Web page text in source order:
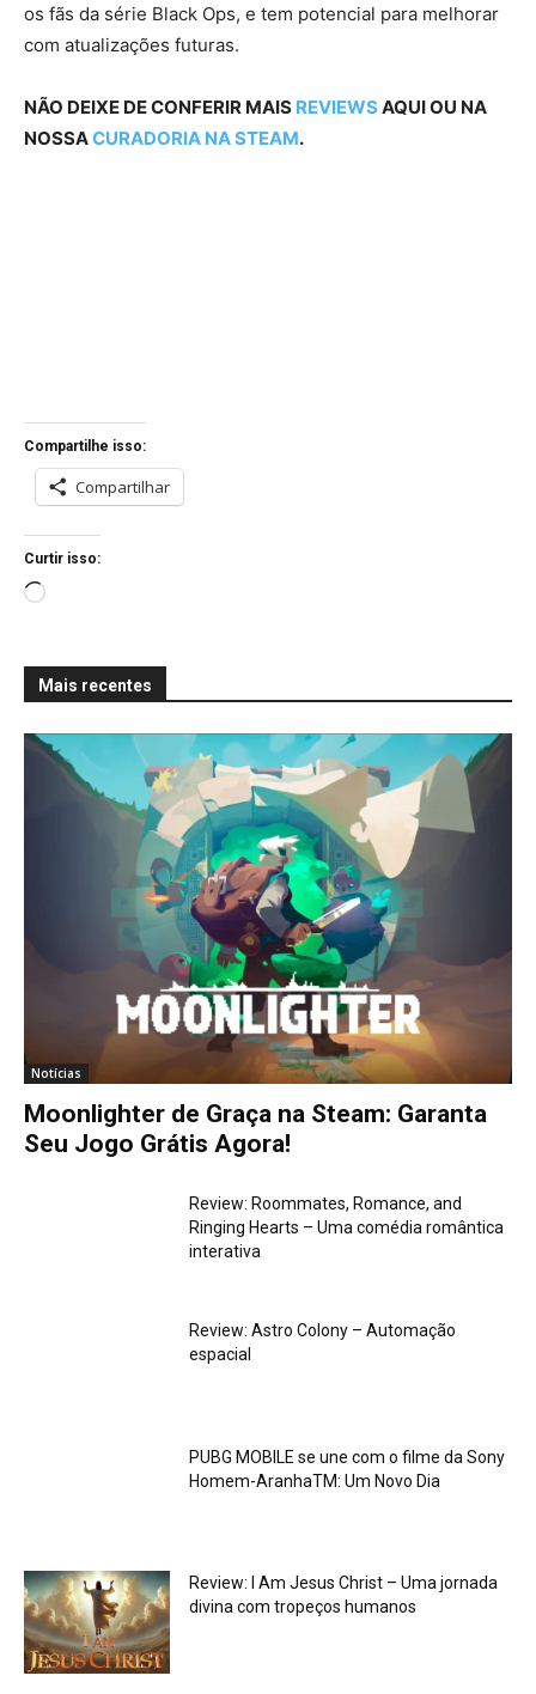
os fãs da série Black Ops, e tem potencial para melhorar
com atualizações futuras.
NÃO DEIXE DE CONFERIR MAIS REVIEWS AQUI OU NA
NOSSACURADORIA NA STEAM.
Compartilhe isso:
Compartilhar
Curtir isso:
C
r
g
Mais recentes
Notícias
Moonlighter de Graça na Steam: Garanta
Seu Jogo Grátis Agora!
Review: Roommates, Romance, and
Ringing Hearts – Uma comédia romântica
interativa
Review: Astro Colony – Automação
espacial
PUBG MOBILE se une com o filme da Sony
Homem-AranhaTM: Um Novo Dia
Review: I Am Jesus Christ – Uma jornada
divina com tropeços humanos